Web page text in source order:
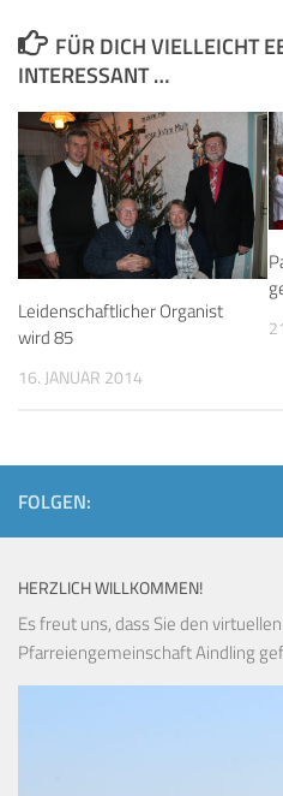
FÜR DICH VIELLEICHT
INTERESSANT …
Leidenschaftlicher Organist
wird 85
16. JANUAR 2014
FOLGEN:
HERZLICH WILLKOMMEN!
Es freut uns, dass Sie den
Pfarreiengemeinschaft Aindling